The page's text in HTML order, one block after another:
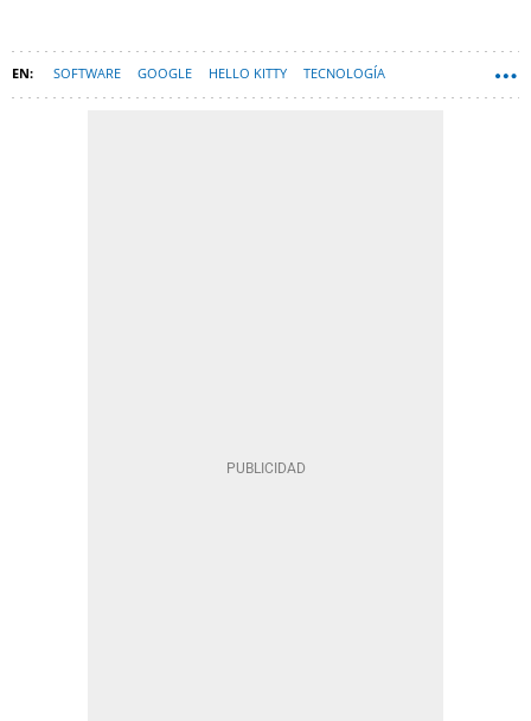
SOFTWARE GOOGLE HELLO KITTY TECNOLOGÍA